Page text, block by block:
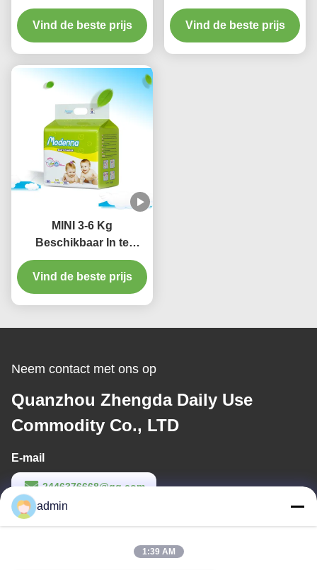
Beschikbare Kanaal
van de het Lekpreventie
van de Babyluier 3D
Vind de beste prijs
drukten Één de
Doekluier van de
Grootte Regelbare Baby
Vind de beste prijs
MINI 3-6 Kg
Beschikbaar In te
ademen Super
Absorberend
Trekkrachtups Magisch
Vind de beste prijs
Neem contact met ons op
Quanzhou Zhengda Daily Use
Commodity Co., LTD
E-mail
2446376668@qq.com
Werktijd
admin
1:39 AM